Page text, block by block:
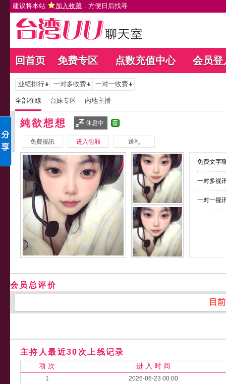
建议将本站 加入收藏 ，方便日后找寻
回首页 免费专区 点数充值中心 会员登
业绩排行 一对多收费 一对一收费
全部在線 台妹专区 內地主播
純欲想想 休息中
免費視訊 进入包厢 送礼
免费文字
一对多视
一对一视
会员总评价
目
主持人最近30次上线记录
项 次 进 入 时 间
1
2026-06-23 00:00